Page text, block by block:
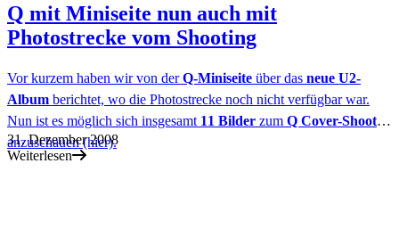
Q mit Miniseite nun auch mit
Photostrecke vom Shooting
Vor kurzem haben wir von derQ-Miniseite über das neue U2-
Album berichtet, wo die Photostrecke noch nicht verfügbar war.
Nun ist es möglich sich insgesamt 11 Bilder zum Q Cover-Shoot
anzuschauen (hier).
31. Dezember 2008
Weiterlesen